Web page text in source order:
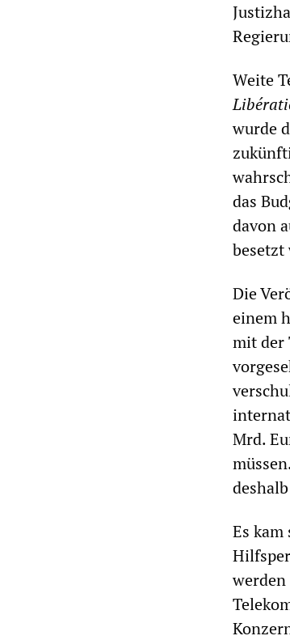
Weite
wurde
das
davon
besetzt
Die
einem
mit der
Mrd.
Es